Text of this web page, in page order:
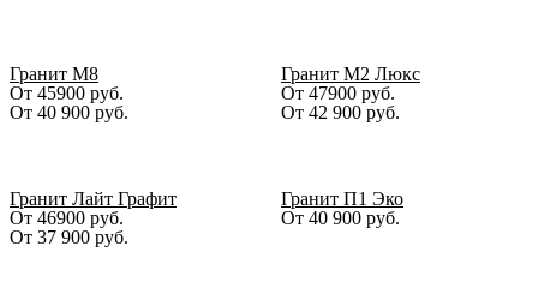
Гранит М8
От 45900 руб.
От 40 900 руб.
Гранит М2 Люкс
От 47900 руб.
От 42 900 руб.
Гранит Лайт Графит
От 46900 руб.
От 37 900 руб.
Гранит П1 Эко
От 40 900 руб.